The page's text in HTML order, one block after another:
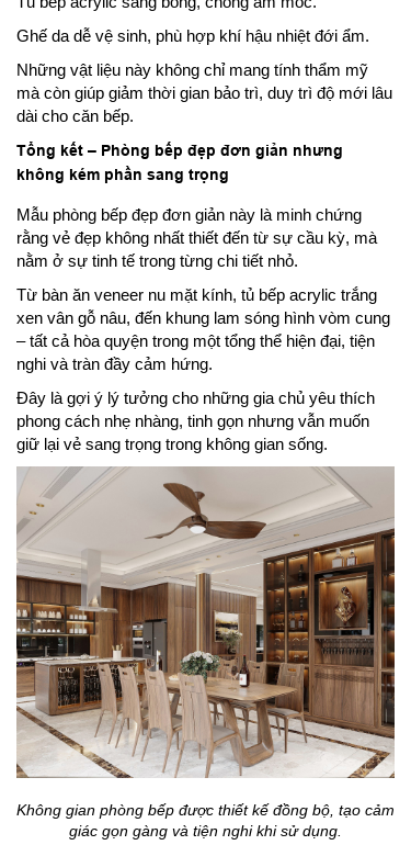
Ghế da dễ vệ sinh, phù hợp khí hậu nhiệt đới ẩm.
Những vật liệu này không chỉ mang tính thẩm mỹ
mà còn giúp giảm thời gian bảo trì, duy trì độ mới lâu
dài cho căn bếp.
Tổng kết – Phòng bếp đẹp đơn giản nhưng
không kém phần sang trọng
Mẫu phòng bếp đẹp đơn giản này là minh chứng
rằng vẻ đẹp không nhất thiết đến từ sự cầu kỳ, mà
nằm ở sự tinh tế trong từng chi tiết nhỏ.
Từ bàn ăn veneer nu mặt kính, tủ bếp acrylic trắng
xen vân gỗ nâu, đến khung lam sóng hình vòm cung
– tất cả hòa quyện trong một tổng thể hiện đại, tiện
nghi và tràn đầy cảm hứng.
Đây là gợi ý lý tưởng cho những gia chủ yêu thích
phong cách nhẹ nhàng, tinh gọn nhưng vẫn muốn
giữ lại vẻ sang trọng trong không gian sống.
Không gian phòng bếp được thiết kế đồng bộ, tạo cảm
giác gọn gàng và tiện nghi khi sử dụng.